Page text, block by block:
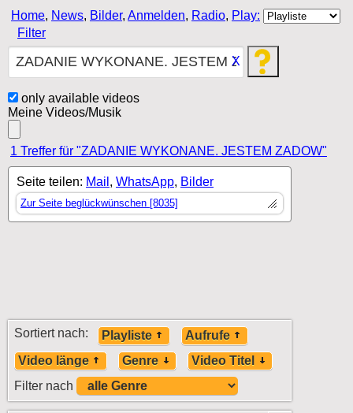
Home, News, Bilder, Anmelden, Radio, Play:
Filter
X
only available videos
Meine Videos/Musik
1 Treffer für "ZADANIE WYKONANE. JESTEM ZADOW"
Seite teilen: Mail , WhatsApp, Bilder
Zur Seite beglückwünschen [8035]
Sortiert nach: Playliste
Aufrufe
Video länge
Genre
Video Titel
Filter nach